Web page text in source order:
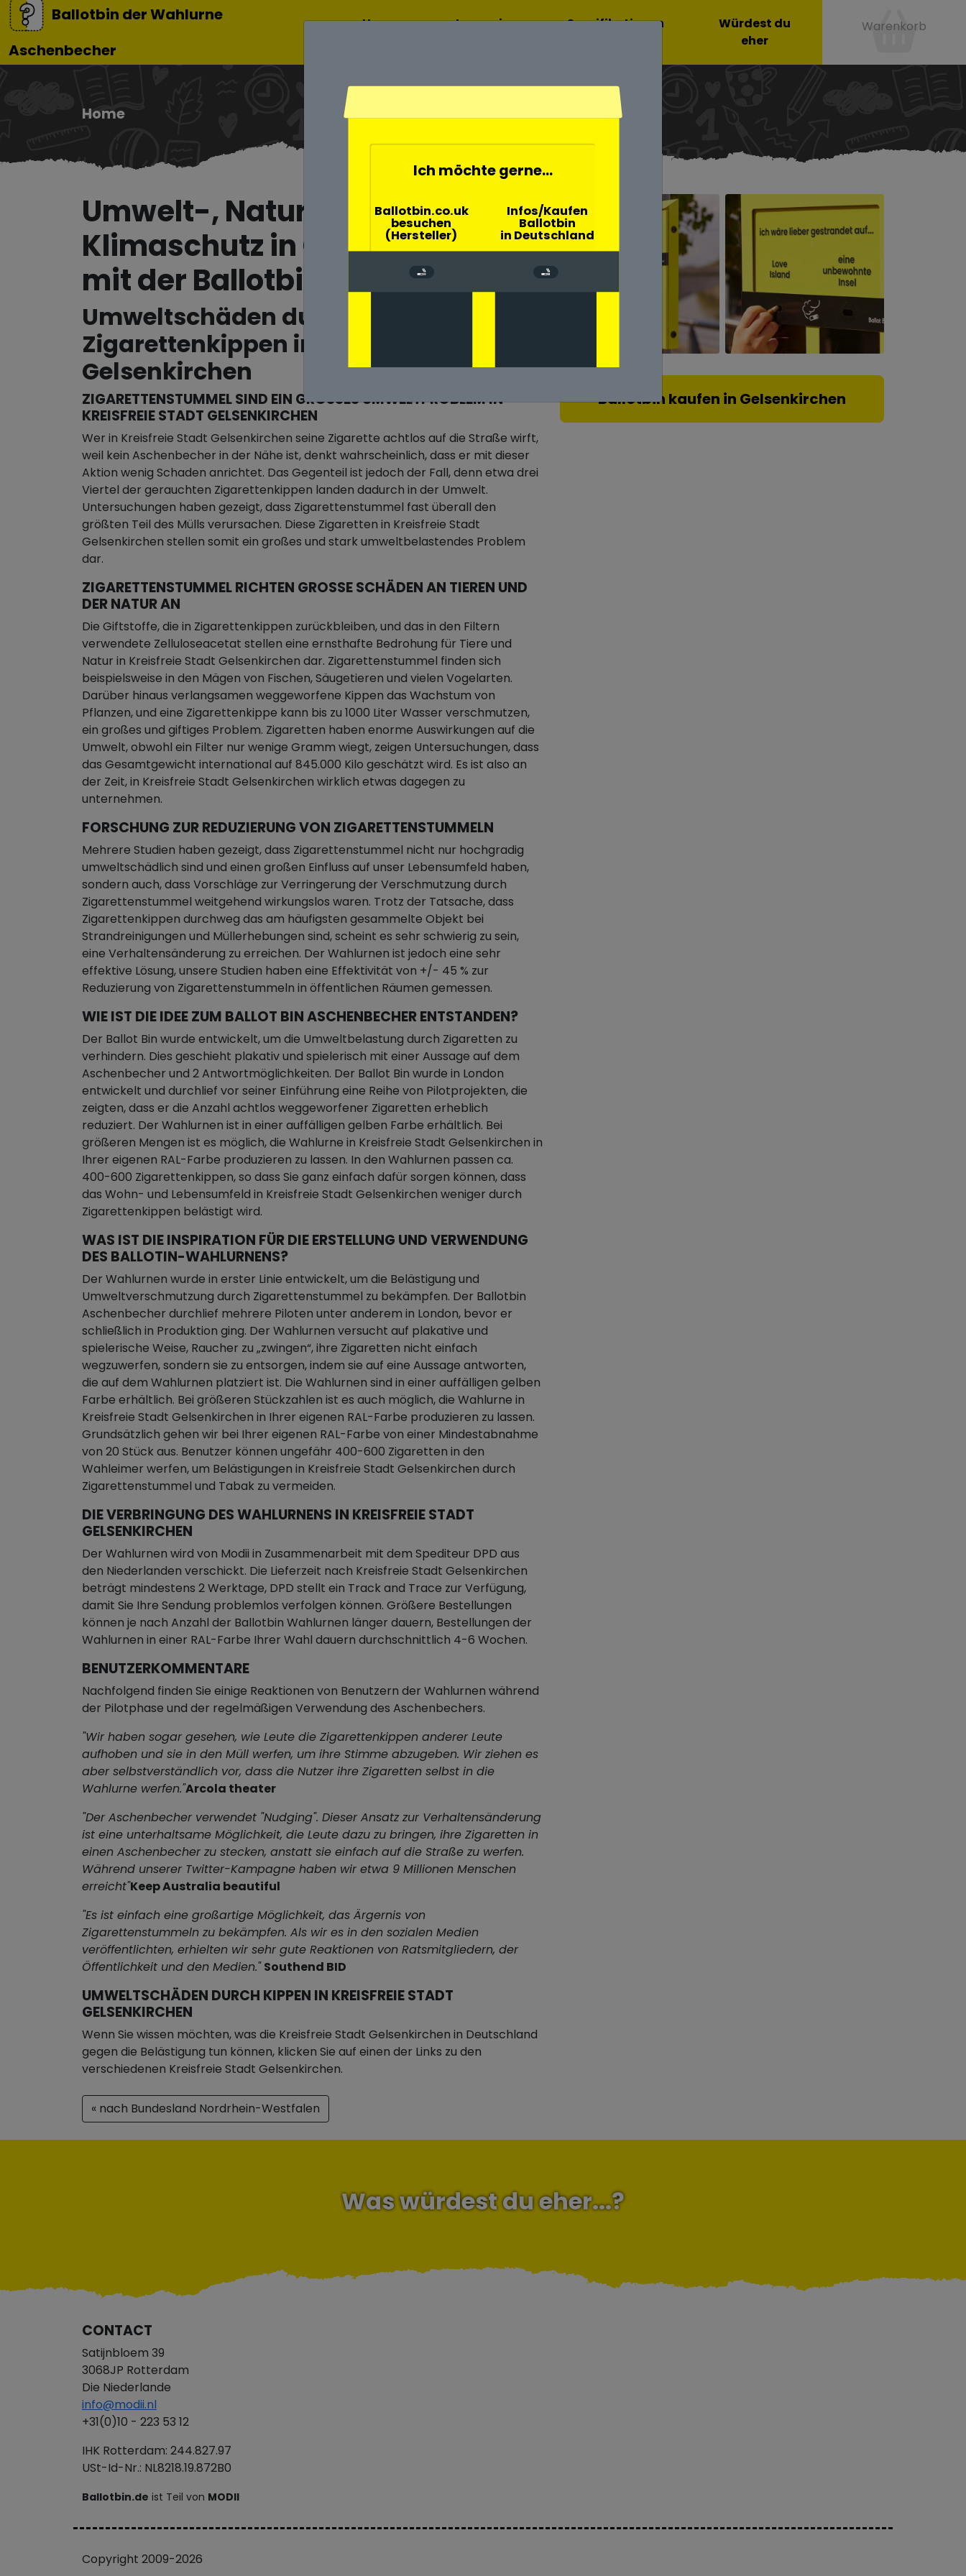
Ballotbin der Wahlurne
Aschenbecher
Home
Lesen sie
Spezifikationen
Würdest du
eher
Warenkorb
Home
Umwelt-, Natur- und
Klimaschutz in Gelsenkirchen
mit der Ballotbin
Umweltschäden durch
Zigarettenkippen in Kreisfreie Stadt
Gelsenkirchen
ZIGARETTENSTUMMEL SIND EIN GROSSES UMWELTPROBLEM IN K
REISFREIE STADT GELSENKIRCHEN
Wer in Kreisfreie Stadt Gelsenkirchen seine Zigarette achtlos auf die Straße wirft,
weil kein Aschenbecher in der Nähe ist, denkt wahrscheinlich, dass er mit dieser
Aktion wenig Schaden anrichtet. Das Gegenteil ist jedoch der Fall, denn etwa drei
Viertel der gerauchten Zigarettenkippen landen dadurch in der Umwelt.
Untersuchungen haben gezeigt, dass Zigarettenstummel fast überall den
größten Teil des Mülls verursachen. Diese Zigaretten in Kreisfreie Stadt
Gelsenkirchen stellen somit ein großes und stark umweltbelastendes Problem
dar.
ZIGARETTENSTUMMEL RICHTEN GROSSE SCHÄDEN AN TIEREN UND D
ER NATUR AN
Die Giftstoffe, die in Zigarettenkippen zurückbleiben, und das in den Filtern
verwendete Zelluloseacetat stellen eine ernsthafte Bedrohung für Tiere und
Natur in Kreisfreie Stadt Gelsenkirchen dar. Zigarettenstummel finden sich
beispielsweise in den Mägen von Fischen, Säugetieren und vielen Vogelarten.
Darüber hinaus verlangsamen weggeworfene Kippen das Wachstum von
Pflanzen, und eine Zigarettenkippe kann bis zu 1000 Liter Wasser verschmutzen,
ein großes und giftiges Problem. Zigaretten haben enorme Auswirkungen auf die
Umwelt, obwohl ein Filter nur wenige Gramm wiegt, zeigen Untersuchungen, dass
das Gesamtgewicht international auf 845.000 Kilo geschätzt wird. Es ist also an
der Zeit, in Kreisfreie Stadt Gelsenkirchen wirklich etwas dagegen zu
unternehmen.
FORSCHUNG ZUR REDUZIERUNG VON ZIGARETTENSTUMMELN
Mehrere Studien haben gezeigt, dass Zigarettenstummel nicht nur hochgradig
umweltschädlich sind und einen großen Einfluss auf unser Lebensumfeld haben,
sondern auch, dass Vorschläge zur Verringerung der Verschmutzung durch
Zigarettenstummel weitgehend wirkungslos waren. Trotz der Tatsache, dass
Zigarettenkippen durchweg das am häufigsten gesammelte Objekt bei
Strandreinigungen und Müllerhebungen sind, scheint es sehr schwierig zu sein,
eine Verhaltensänderung zu erreichen. Der Wahlurnen ist jedoch eine sehr
effektive Lösung, unsere Studien haben eine Effektivität von +/- 45 % zur
Reduzierung von Zigarettenstummeln in öffentlichen Räumen gemessen.
WIE IST DIE IDEE ZUM BALLOT BIN ASCHENBECHER ENTSTANDEN?
Der Ballot Bin wurde entwickelt, um die Umweltbelastung durch Zigaretten zu
verhindern. Dies geschieht plakativ und spielerisch mit einer Aussage auf dem
Aschenbecher und 2 Antwortmöglichkeiten. Der Ballot Bin wurde in London
entwickelt und durchlief vor seiner Einführung eine Reihe von Pilotprojekten, die
zeigten, dass er die Anzahl achtlos weggeworfener Zigaretten erheblich
reduziert. Der Wahlurnen ist in einer auffälligen gelben Farbe erhältlich. Bei
größeren Mengen ist es möglich, die Wahlurne in Kreisfreie Stadt Gelsenkirchen in
Ihrer eigenen RAL-Farbe produzieren zu lassen. In den Wahlurnen passen ca.
400-600 Zigarettenkippen, so dass Sie ganz einfach dafür sorgen können, dass
das Wohn- und Lebensumfeld in Kreisfreie Stadt Gelsenkirchen weniger durch
Zigarettenkippen belästigt wird.
WAS IST DIE INSPIRATION FÜR DIE ERSTELLUNG UND VERWENDUNG
DES BALLOTIN-WAHLURNENS?
Der Wahlurnen wurde in erster Linie entwickelt, um die Belästigung und
Umweltverschmutzung durch Zigarettenstummel zu bekämpfen. Der Ballotbin
Aschenbecher durchlief mehrere Piloten unter anderem in London, bevor er
schließlich in Produktion ging. Der Wahlurnen versucht auf plakative und
spielerische Weise, Raucher zu „zwingen“, ihre Zigaretten nicht einfach
wegzuwerfen, sondern sie zu entsorgen, indem sie auf eine Aussage antworten,
die auf dem Wahlurnen platziert ist. Die Wahlurnen sind in einer auffälligen gelben
Farbe erhältlich. Bei größeren Stückzahlen ist es auch möglich, die Wahlurne in
Kreisfreie Stadt Gelsenkirchen in Ihrer eigenen RAL-Farbe produzieren zu lassen.
Grundsätzlich gehen wir bei Ihrer eigenen RAL-Farbe von einer Mindestabnahme
von 20 Stück aus. Benutzer können ungefähr 400-600 Zigaretten in den
Wahleimer werfen, um Belästigungen in Kreisfreie Stadt Gelsenkirchen durch
Zigarettenstummel und Tabak zu vermeiden.
DIE VERBRINGUNG DES WAHLURNENS IN KREISFREIE STADT
GELSENKIRCHEN
Der Wahlurnen wird von Modii in Zusammenarbeit mit dem Spediteur DPD aus
den Niederlanden verschickt. Die Lieferzeit nach Kreisfreie Stadt Gelsenkirchen
beträgt mindestens 2 Werktage, DPD stellt ein Track and Trace zur Verfügung,
damit Sie Ihre Sendung problemlos verfolgen können. Größere Bestellungen
können je nach Anzahl der Ballotbin Wahlurnen länger dauern, Bestellungen der
Wahlurnen in einer RAL-Farbe Ihrer Wahl dauern durchschnittlich 4-6 Wochen.
BENUTZERKOMMENTARE
Nachfolgend finden Sie einige Reaktionen von Benutzern der Wahlurnen während
der Pilotphase und der regelmäßigen Verwendung des Aschenbechers.
"Wir haben sogar gesehen, wie Leute die Zigarettenkippen anderer Leute
aufhoben und sie in den Müll werfen, um ihre Stimme abzugeben. Wir ziehen es
aber selbstverständlich vor, dass die Nutzer ihre Zigaretten selbst in die
Wahlurne werfen."Arcola theater
"Der Aschenbecher verwendet "Nudging". Dieser Ansatz zur Verhaltensänderung
ist eine unterhaltsame Möglichkeit, die Leute dazu zu bringen, ihre Zigaretten in
einen Aschenbecher zu stecken, anstatt sie einfach auf die Straße zu werfen.
Während unserer Twitter-Kampagne haben wir etwa 9 Millionen Menschen
erreicht"Keep Australia beautiful
"Es ist einfach eine großartige Möglichkeit, das Ärgernis von
Zigarettenstummeln zu bekämpfen. Als wir es in den sozialen Medien
veröffentlichten, erhielten wir sehr gute Reaktionen von Ratsmitgliedern, der
Öffentlichkeit und den Medien." Southend BID
UMWELTSCHÄDEN DURCH KIPPEN IN KREISFREIE STADT
GELSENKIRCHEN
Wenn Sie wissen möchten, was die Kreisfreie Stadt Gelsenkirchen in Deutschland
gegen die Belästigung tun können, klicken Sie auf einen der Links zu den
verschiedenen Kreisfreie Stadt Gelsenkirchen.
Ballotbin kaufen in Gelsenkirchen
« nach Bundesland Nordrhein-Westfalen
Was würdest du eher...?
Ich möchte gerne...
Ballotbin.co.uk
besuchen
(Hersteller)
Infos/Kaufen
Ballotbin
in Deutschland
CONTACT
Satijnbloem 39
3068JP Rotterdam
Die Niederlande
info@modii.nl
+31(0)10 - 223 53 12
IHK Rotterdam: 244.827.97
USt-Id-Nr.: NL8218.19.872B0
Ballotbin.de ist Teil von MODII
Copyright 2009-2026